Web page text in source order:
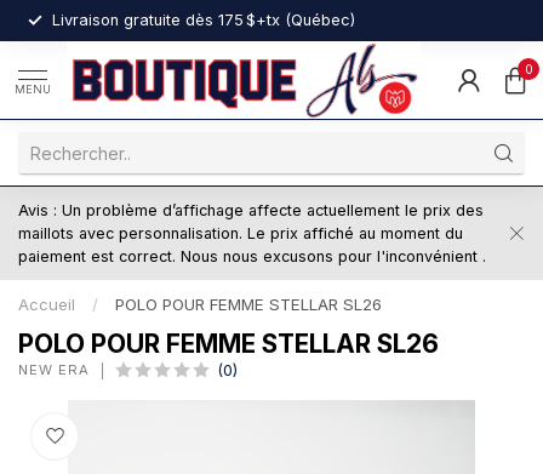
Livraison gratuite dès 175 $+tx (Québec)
MENU
0
Avis : Un problème d’affichage affecte actuellement le prix des
maillots avec personnalisation. Le prix affiché au moment du
paiement est correct. Nous nous excusons pour l'inconvénient .
Accueil / POLO POUR FEMME STELLAR SL26
POLO POUR FEMME STELLAR SL26
NEW ERA (0)